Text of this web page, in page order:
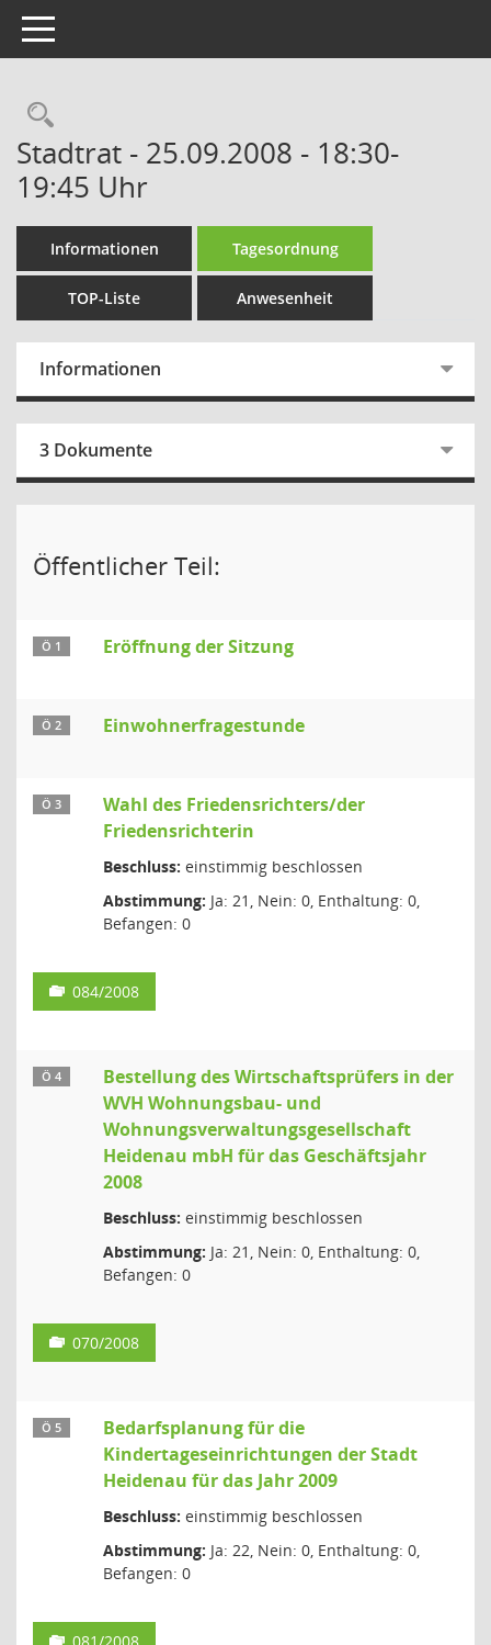
Toggle navigation
Rechercheauswahl
Stadtrat - 25.09.2008 - 18:30-
19:45 Uhr
Informationen Tagesordnung
TOP-Liste Anwesenheit
Informationen
3 Dokumente
Öffentlicher Teil:
Ö 1 Eröffnung der Sitzung
Ö 2 Einwohnerfragestunde
Ö 3
Wahl des Friedensrichters/der
Friedensrichterin
Beschluss: einstimmig beschlossen
Abstimmung: Ja: 21, Nein: 0, Enthaltung: 0,
Befangen: 0
084/2008
Ö 4
Bestellung des Wirtschaftsprüfers in der
WVH Wohnungsbau- und
Wohnungsverwaltungsgesellschaft
Heidenau mbH für das Geschäftsjahr
2008
Beschluss: einstimmig beschlossen
Abstimmung: Ja: 21, Nein: 0, Enthaltung: 0,
Befangen: 0
070/2008
Ö 5
Bedarfsplanung für die
Kindertageseinrichtungen der Stadt
Heidenau für das Jahr 2009
Beschluss: einstimmig beschlossen
Abstimmung: Ja: 22, Nein: 0, Enthaltung: 0,
Befangen: 0